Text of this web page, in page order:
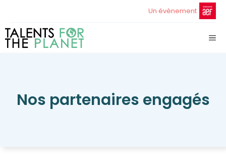
Un évènement
Nos partenaires engagés